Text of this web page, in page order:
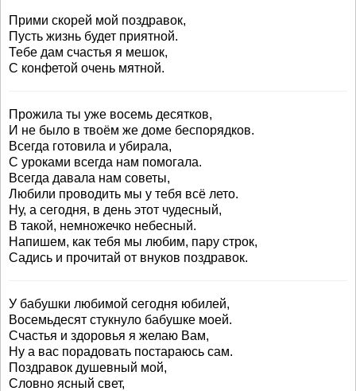
Прими скорей мой поздравок,
Пусть жизнь будет приятной.
Тебе дам счастья я мешок,
С конфетой очень мятной.
Прожила ты уже восемь десятков,
И не было в твоём же доме беспорядков.
Всегда готовила и убирала,
С уроками всегда нам помогала.
Всегда давала нам советы,
Любили проводить мы у тебя всё лето.
Ну, а сегодня, в день этот чудесный,
В такой, немножечко небесный.
Напишем, как тебя мы любим, пару строк,
Садись и прочитай от внуков поздравок.
У бабушки любимой сегодня юбилей,
Восемьдесят стукнуло бабушке моей.
Счастья и здоровья я желаю Вам,
Ну а вас порадовать постараюсь сам.
Поздравок душевный мой,
Словно ясный свет,